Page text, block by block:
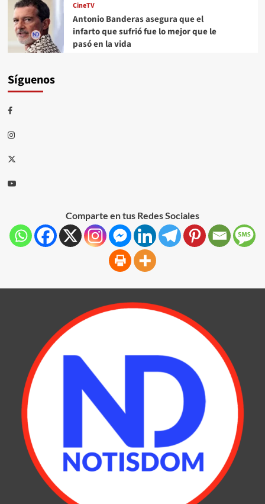
CineTV
Antonio Banderas asegura que el
infarto que sufrió fue lo mejor que le
pasó en la vida
Síguenos
Comparte en tus Redes Sociales